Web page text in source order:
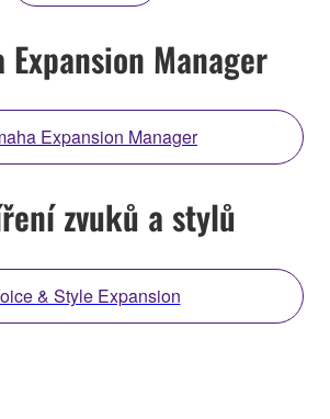
Expansion Manager
Expansion Manager
zvuků a stylů
& Style Expansion